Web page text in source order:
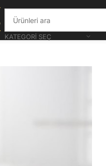
KATEGORI SEÇ